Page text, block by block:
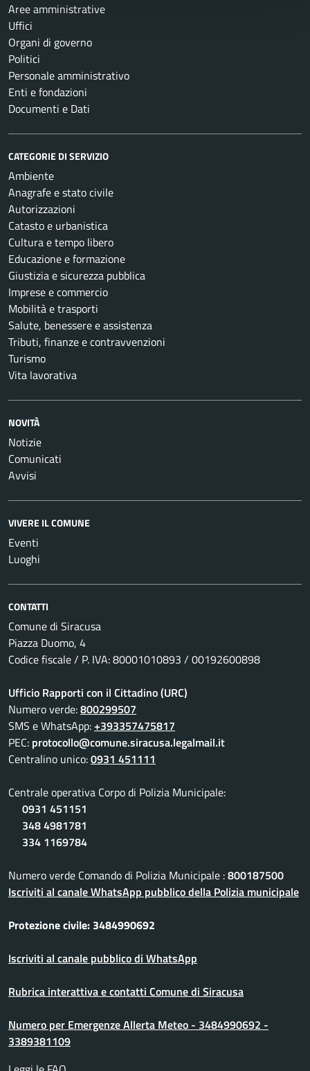
Aree amministrative
Uffici
Organi di governo
Politici
Personale amministrativo
Enti e fondazioni
Documenti e Dati
CATEGORIE DI SERVIZIO
Ambiente
Anagrafe e stato civile
Autorizzazioni
Catasto e urbanistica
Cultura e tempo libero
Educazione e formazione
Giustizia e sicurezza pubblica
Imprese e commercio
Mobilità e trasporti
Salute, benessere e assistenza
Tributi, finanze e contravvenzioni
Turismo
Vita lavorativa
NOVITÀ
Notizie
Comunicati
Avvisi
VIVERE IL COMUNE
Eventi
Luoghi
CONTATTI
Comune di Siracusa
Piazza Duomo, 4
Codice fiscale / P. IVA: 80001010893 / 00192600898
Ufficio Rapporti con il Cittadino (URC)
Numero verde:800299507
SMS e WhatsApp:+393357475817
PEC: protocollo@comune.siracusa.legalmail.it
Centralino unico:0931 451111
Centrale operativa Corpo di Polizia Municipale:
0931 451151
348 4981781
334 1169784
Numero verde Comando di Polizia Municipale :800187500
Iscriviti al canale WhatsApp pubblico della Polizia municipale
Protezione civile: 3484990692
Iscriviti al canale pubblico di WhatsApp
Rubrica interattiva e contatti Comune di Siracusa
Numero per Emergenze Allerta Meteo - 3484990692 -
3389381109